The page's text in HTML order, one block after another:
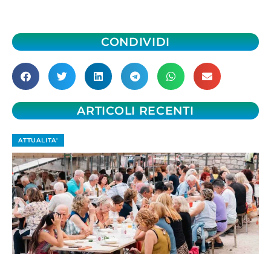
CONDIVIDI
ARTICOLI RECENTI
ATTUALITA'